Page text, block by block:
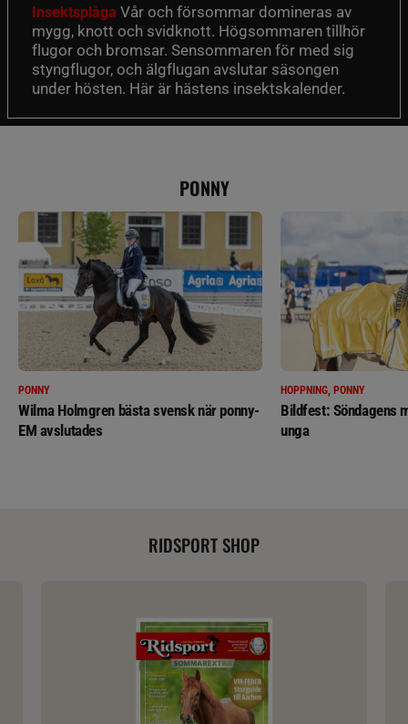
Insektsplåga Vår och försommar domineras av
mygg, knott och svidknott. Högsommaren tillhör
flugor och bromsar. Sensommaren för med sig
styngflugor, och älgflugan avslutar säsongen
under hösten. Här är hästens insektskalender.
PONNY
PONNY
Wilma Holmgren bästa svensk när ponny-
EM avslutades
HOPPNING, PONNY
Bildfest: Söndagens
unga
RIDSPORT SHOP